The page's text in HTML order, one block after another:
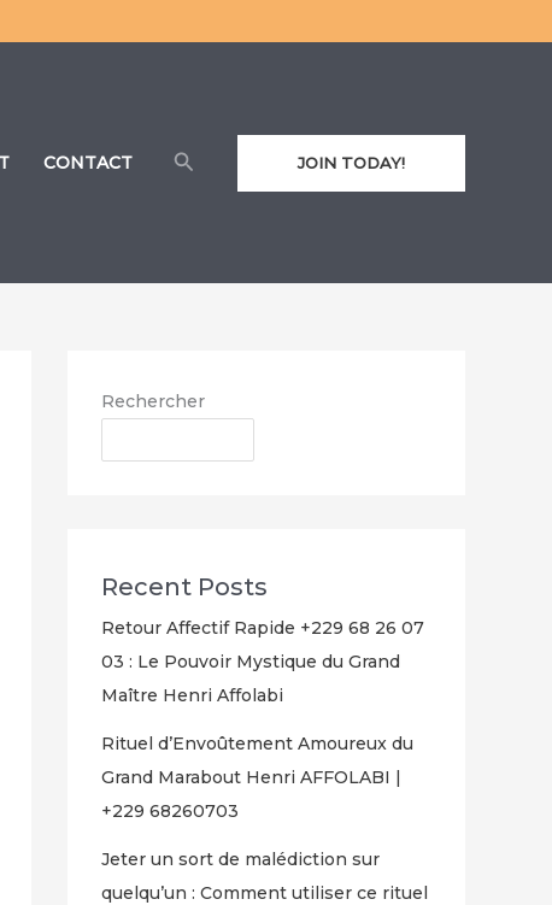
CONTACT RechercherJOIN TODAY!
Rechercher
Recent Posts
Retour Affectif Rapide +229 68 26 07
03 : Le Pouvoir Mystique du Grand
Maître Henri Affolabi
Rituel d’Envoûtement Amoureux du
Grand Marabout Henri AFFOLABI |
+229 68260703
Jeter un sort de malédiction sur
quelqu’un : Comment utiliser ce rituel